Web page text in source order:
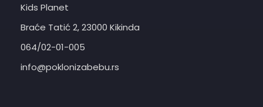
Kids Planet
Braće Tatić 2, 23000 Kikinda
064/02-01-005
info@poklonizabebu.rs